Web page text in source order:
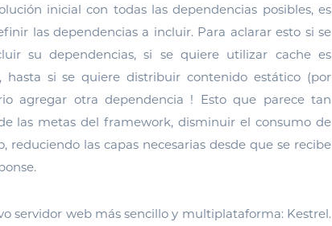
inicial con todas las dependencias posibles, es
las dependencias a incluir. Para aclarar esto si se
su dependencias, si se quiere utilizar cache es
hasta si se quiere distribuir contenido estático (por
agregar otra dependencia ! Esto que parece tan
las metas del framework, disminuir el consumo de
reduciendo las capas necesarias desde que se recibe
servidor web más sencillo y multiplataforma: Kestrel.